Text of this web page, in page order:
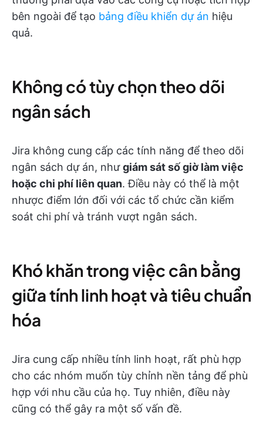
bên ngoài để tạo bảng điều khiển dự án hiệu
quả.
Không có tùy chọn theo dõi
ngân sách
Jira không cung cấp các tính năng để theo dõi
ngân sách dự án, nhưgiám sát số giờ làm việc
hoặc chi phí liên quan. Điều này có thể là một
nhược điểm lớn đối với các tổ chức cần kiểm
soát chi phí và tránh vượt ngân sách.
Khó khăn trong việc cân bằng
giữa tính linh hoạt và tiêu chuẩn
hóa
Jira cung cấp nhiều tính linh hoạt, rất phù hợp
cho các nhóm muốn tùy chỉnh nền tảng để phù
hợp với nhu cầu của họ. Tuy nhiên, điều này
cũng có thể gây ra một số vấn đề.